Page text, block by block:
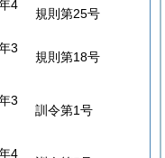
4
規則第25号
3
規則第18号
3
訓令第1号
4